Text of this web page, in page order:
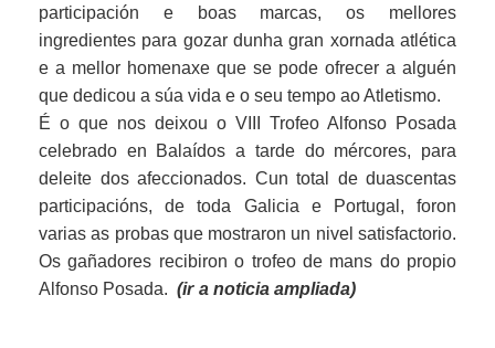
participación e boas marcas, os mellores
ingredientes para gozar dunha gran xornada atlética
e a mellor homenaxe que se pode ofrecer a alguén
que dedicou a súa vida e o seu tempo ao Atletismo.
É o que nos deixou o VIII Trofeo Alfonso Posada
celebrado en Balaídos a tarde do mércores, para
deleite dos afeccionados. Cun total de duascentas
participacións, de toda Galicia e Portugal, foron
varias as probas que mostraron un nivel satisfactorio.
Os gañadores recibiron o trofeo de mans do propio
Alfonso Posada. (ir a noticia ampliada)